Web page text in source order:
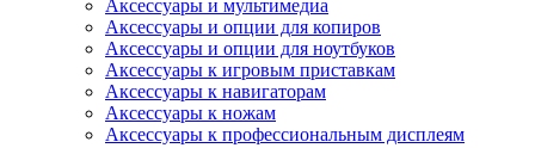
Аксессуары и мультимедиа
Аксессуары и опции для копиров
Аксессуары и опции для ноутбуков
Аксессуары к игровым приставкам
Аксессуары к навигаторам
Аксессуары к ножам
Аксессуары к профессиональным дисплеям